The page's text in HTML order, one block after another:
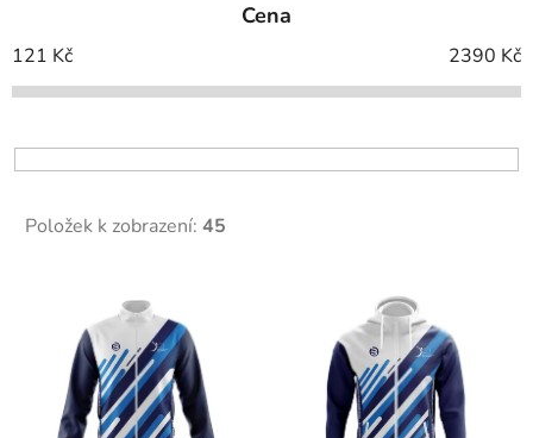
í
p
o
d
u
Cena
121 Kč 2390 Kč
Položek k zobrazení: 45